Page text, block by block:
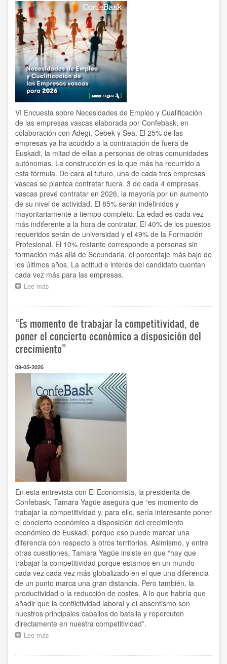
y
en
todos
los
sectores,
salvo
en
Industria
VI Encuesta sobre Necesidades de Empleo y Cualificación
de las empresas vascas elaborada por Confebask, en
colaboración con Adegi, Cebek y Sea. El 25% de las
empresas ya ha acudido a la contratación de fuera de
Euskadi, la mitad de ellas a personas de otras comunidades
autónomas. La construcción es la que más ha recurrido a
esta fórmula. De cara al futuro, una de cada tres empresas
vascas se plantea contratar fuera. 3 de cada 4 empresas
vascas prevé contratar en 2026, la mayoría por un aumento
de su nivel de actividad. El 85% serán indefinidos y
mayoritariamente a tiempo completo. La edad es cada vez
más indiferente a la hora de contratar. El 40% de los puestos
requeridos serán de universidad y el 49% de la Formación
Profesional. El 10% restante corresponde a personas sin
formación más allá de Secundaria, el porcentaje más bajo de
los últimos años. La actitud e interés del candidato cuentan
cada vez más para las empresas.
Lee más
10
empresas
aseguran
tener
bien
por
falta
de
personas
o
bien
porque
éstas
disponen
las
capacidades
adecuadas
“Es momento de trabajar la competitividad, de
poner el concierto económico a disposición del
crecimiento”
09-05-2026
En esta entrevista con El Economista, la presidenta de
Confebask, Tamara Yagüe asegura que “es momento de
trabajar la competitividad y, para ello, sería interesante poner
el concierto económico a disposición del crecimiento
económico de Euskadi, porque eso puede marcar una
diferencia con respecto a otros territorios. Asimismo, y entre
otras cuestiones, Tamara Yagüe insiste en que “hay que
trabajar la competitividad porque estamos en un mundo
cada vez cada vez más globalizado en el que una diferencia
de un punto marca una gran distancia. Pero también, la
productividad o la reducción de costes. A lo que habría que
añadir que la conflictividad laboral y el absentismo son
nuestros principales caballos de batalla y repercuten
directamente en nuestra competitividad”.
Lee más